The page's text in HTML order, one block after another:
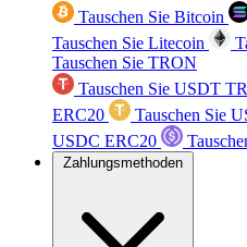
Tauschen Sie Bitcoin
Tauschen Sie Litecoin
Tauschen Sie TRON
Tauschen Sie USDT
ERC20
Tauschen Sie
USDC ERC20
Zahlungsmethoden